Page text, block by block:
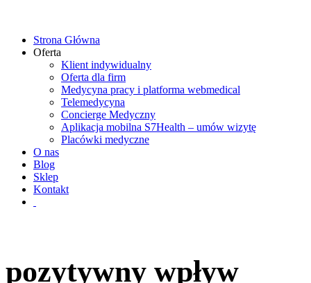
Strona Główna
Oferta
Klient indywidualny
Oferta dla firm
Medycyna pracy i platforma webmedical
Telemedycyna
Concierge Medyczny
Aplikacja mobilna S7Health – umów wizytę
Placówki medyczne
O nas
Blog
Sklep
Kontakt
pozytywny wpływ